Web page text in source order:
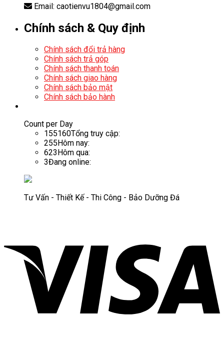
Email: caotienvu1804@gmail.com
Chính sách & Quy định
Chính sách đổi trả hàng
Chính sách trả góp
Chính sách thanh toán
Chính sách giao hàng
Chính sách bảo mật
Chính sách bảo hành
Count per Day
155160Tổng truy cập:
255 Hôm nay:
623 Hôm qua:
3Đang online:
Tư Vấn - Thiết Kế - Thi Công - Bảo Dưỡng Đá